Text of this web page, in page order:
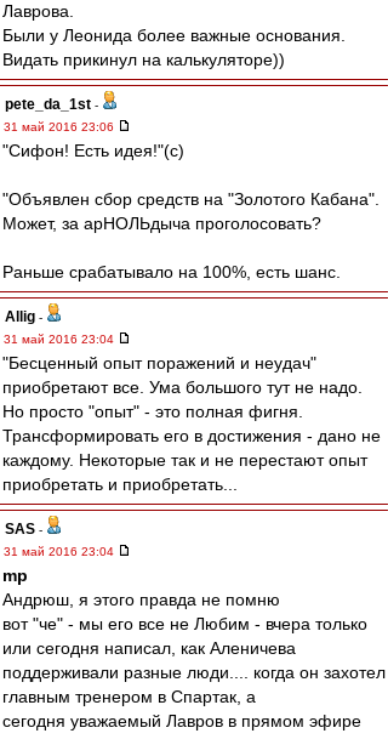
Лаврова.
Были у Леонида более важные основания.
Видать прикинул на калькуляторе))
pete_da_1st -
31 май 2016 23:06
"Сифон! Есть идея!"(с)
"Объявлен сбор средств на "Золотого Кабана".
Может, за арНОЛЬдыча проголосовать?
Раньше срабатывало на 100%, есть шанс.
Allig -
31 май 2016 23:04
"Бесценный опыт поражений и неудач"
приобретают все. Ума большого тут не надо.
Но просто "опыт" - это полная фигня.
Трансформировать его в достижения - дано не
каждому. Некоторые так и не перестают опыт
приобретать и приобретать...
SAS -
31 май 2016 23:04
mp
Андрюш, я этого правда не помню
вот "че" - мы его все не Любим - вчера только
или сегодня написал, как Аленичева
поддерживали разные люди.... когда он захотел
главным тренером в Спартак, а
сегодня уважаемый Лавров в прямом эфире